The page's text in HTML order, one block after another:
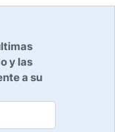
interpretarse
alcista
y las
a su